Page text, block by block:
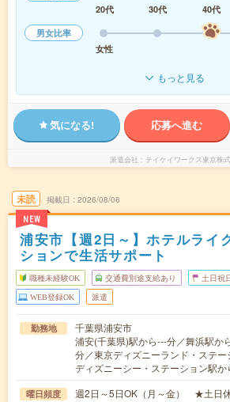
20代
30代 40代
男女比率
女性
もっと見る
気になる! 応募へ進む
派遣会社 テイケイワークス東京株
未読
NEW
掲載日 2026/08/06
浦安市【週2日～】ホテルライ
ションで生活サポート
職種未経験OK 交通費別途支給あり 土日祝
WEB登録OK 派遣
勤務地
千葉県浦安市
浦安(千葉県)駅から---分／舞浜駅か
分／東京ディズニーランド・ステ
ディズニーシー・ステーション駅か
曜日頻度 週2日～5日OK（月～金） ★土日